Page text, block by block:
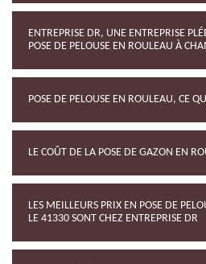
ENTREPRISE DR, UNE ENTREPRISE
POSE DE PELOUSE EN ROULEAU À
POSE DE PELOUSE EN ROULEAU, CE
LE COÛT DE LA POSE DE GAZON EN
LES MEILLEURS PRIX EN POSE DE
LE 41330 SONT CHEZ ENTREPRISE DR